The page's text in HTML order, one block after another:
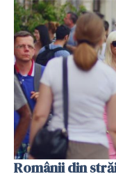
Românii din